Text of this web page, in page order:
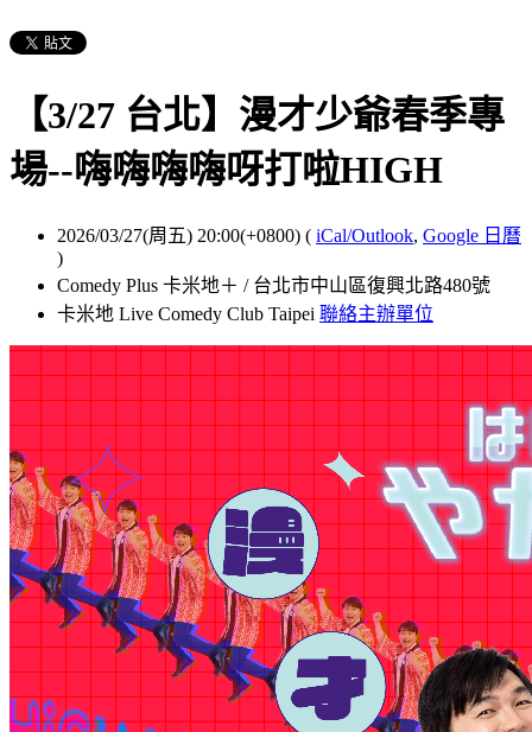
【3/27 台北】漫才少爺春季專
場--嗨嗨嗨嗨呀打啦HIGH
2026/03/27(周五) 20:00(+0800) ( iCal/Outlook, Google 日曆
)
Comedy Plus 卡米地＋ / 台北市中山區復興北路480號
卡米地 Live Comedy Club Taipei 聯絡主辦單位